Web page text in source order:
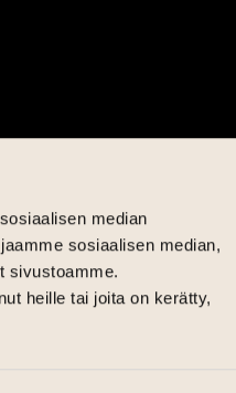
median
sosiaalisen median,
sivustoamme.
heille tai joita on kerätty,